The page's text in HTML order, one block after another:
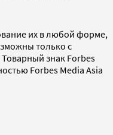
их в любой форме,
только с
знак Forbes
Forbes Media Asia